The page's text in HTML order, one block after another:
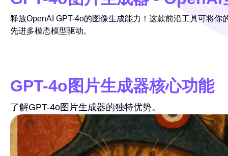
释放OpenAI GPT-4o的图像生成能力！这款前沿工具可将
先进多模态模型驱动。
GPT-4o图片生成器核心功能
了解GPT-4o图片生成器的独特优势。